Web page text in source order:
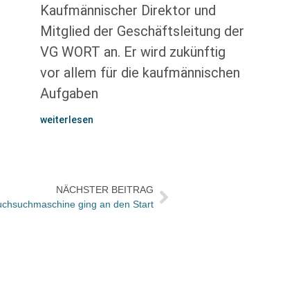
Kaufmännischer Direktor und
Mitglied der Geschäftsleitung der
VG WORT an. Er wird zukünftig
vor allem für die kaufmännischen
Aufgaben
weiterlesen
NÄCHSTER BEITRAG
ging an den Start